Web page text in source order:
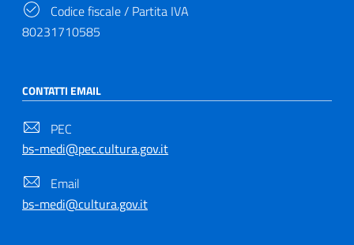
Codice fiscale / Partita IVA
80231710585
CONTATTI EMAIL
PEC
bs-medi@pec.cultura.gov.it
Email
bs-medi@cultura.gov.it